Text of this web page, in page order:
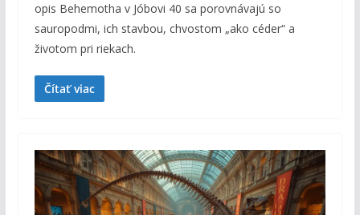
opis Behemotha v Jóbovi 40 sa porovnávajú so
sauropodmi, ich stavbou, chvostom „ako céder“ a
životom pri riekach.
Čítať viac